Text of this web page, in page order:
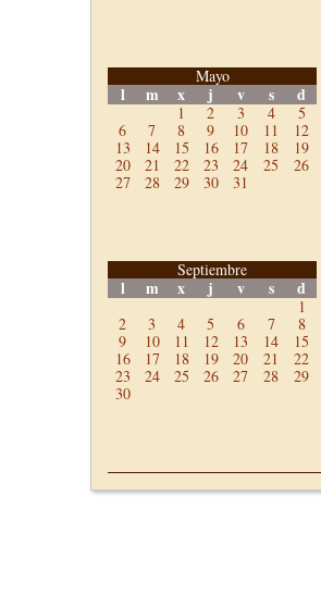
Mayo
l m x j v s d
1 2 3 4
5
6
7 8 9 10 11
12
13
14 15 16 17 18
19
20
21 22 23 24 25
26
27
28 29 30 31
Septiembre
l m x j v s d
1
2
3 4 5 6 7
8
9
10 11 12 13 14
15
16
17 18 19 20 21
22
23
24 25 26 27 28
29
30